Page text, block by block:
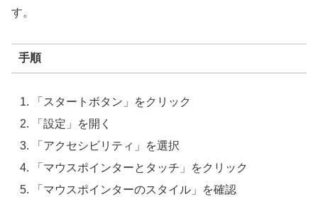
す。
手順
「スタートボタン」をクリック
「設定」を開く
「アクセシビリティ」を選択
「マウスポインターとタッチ」をクリック
「マウスポインターのスタイル」を確認